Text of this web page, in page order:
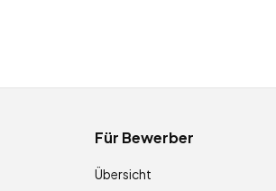
Für Bewerber
Übersicht